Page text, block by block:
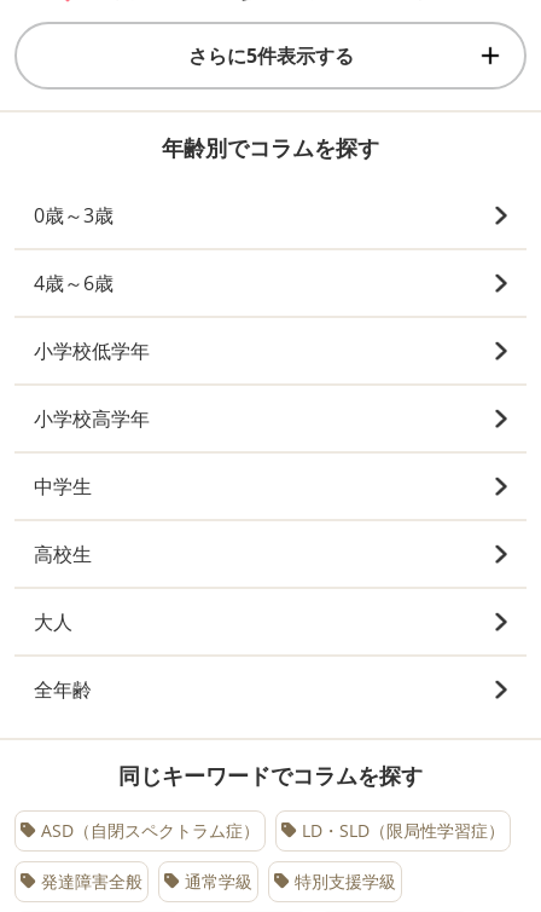
さらに5件表示する
年齢別でコラムを探す
0歳～3歳
4歳～6歳
小学校低学年
小学校高学年
中学生
高校生
大人
全年齢
同じキーワードでコラムを探す
ASD（自閉スペクトラム症） LD・SLD（限局性学習症）
発達障害全般 通常学級 特別支援学級